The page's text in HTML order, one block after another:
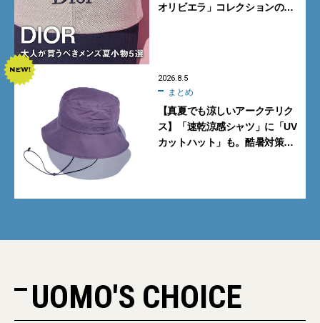
オリビエラ」コレクションの
2026.8.5
まとめ
【真夏でも涼しいアークテリク
ス】「速乾涼感シャツ」に「UV
カットハット」も。酷暑対策に
UOMO'S CHOICE